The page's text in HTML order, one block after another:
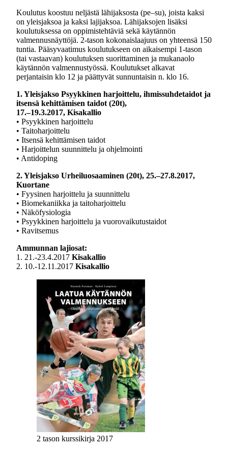
Koulutus koostuu neljästä lähijaksosta (pe–su), joista kaksi
on yleisjaksoa ja kaksi lajijaksoa. Lähijaksojen lisäksi
koulutuksessa on oppimistehtäviä sekä käytännön
valmennusnäyttöjä. 2-tason kokonaislaajuus on yhteensä 150
tuntia. Pääsyvaatimus koulutukseen on aikaisempi 1-tason
(tai vastaavan) koulutuksen suorittaminen ja mukanaolo
käytännön valmennustyössä. Koulutukset alkavat
perjantaisin klo 12 ja päättyvät sunnuntaisin n. klo 16.
1. Yleisjakso Psyykkinen harjoittelu, ihmissuhdetaidot ja
itsensä kehittämisen taidot (20t),
17.–19.3.2017, Kisakallio
• Psyykkinen harjoittelu
• Taitoharjoittelu
• Itsensä kehittämisen taidot
• Harjoittelun suunnittelu ja ohjelmointi
• Antidoping
2. Yleisjakso Urheiluosaaminen (20t), 25.–27.8.2017,
Kuortane
• Fyysinen harjoittelu ja suunnittelu
• Biomekaniikka ja taitoharjoittelu
• Näköfysiologia
• Psyykkinen harjoittelu ja vuorovaikutustaidot
• Ravitsemus
Ammunnan lajiosat:
1. 21.-23.4.2017 Kisakallio
2. 10.-12.11.2017 Kisakallio
2 tason kurssikirja 2017